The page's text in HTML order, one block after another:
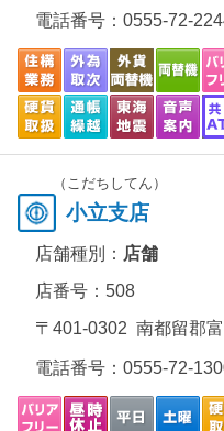
電話番号： 0555-72-
（こだちしてん）
小立支店
店舗種別： 店舗
店番号：508
〒401-0302 南都留郡
電話番号： 0555-72-